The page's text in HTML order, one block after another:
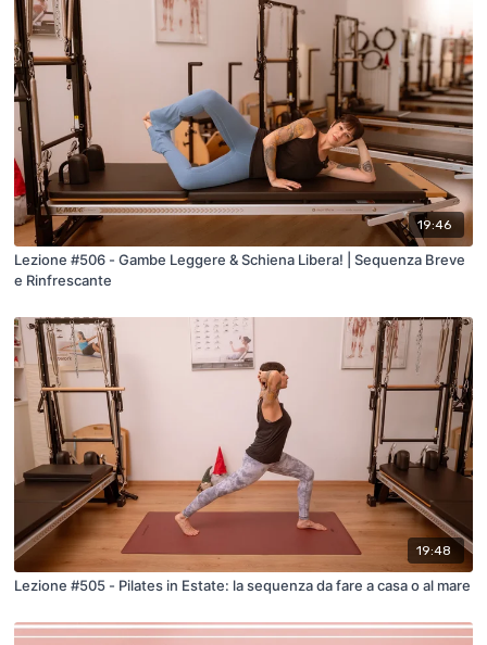
19:46
Lezione #506 - Gambe Leggere & Schiena Libera! | Sequenza Breve
e Rinfrescante
19:48
Lezione #505 - Pilates in Estate: la sequenza da fare a casa o al mare